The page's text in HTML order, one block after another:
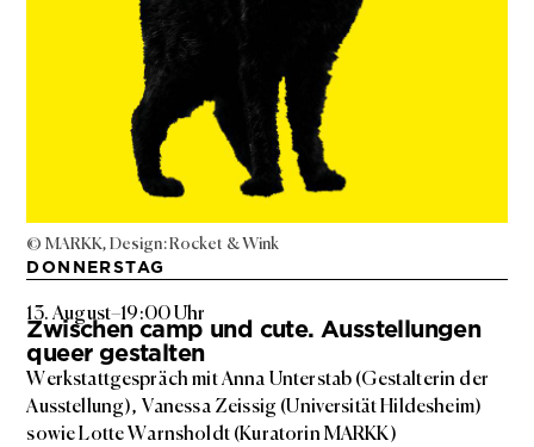
© MARKK, Design: Rocket & Wink
DONNERSTAG
13. August–19:00 Uhr
Zwischen camp und cute. Ausstellungen
queer gestalten
Werkstattgespräch mit Anna Unterstab (Gestalterin der
Ausstellung), Vanessa Zeissig (Universität Hildesheim)
sowie Lotte Warnsholdt (Kuratorin MARKK)